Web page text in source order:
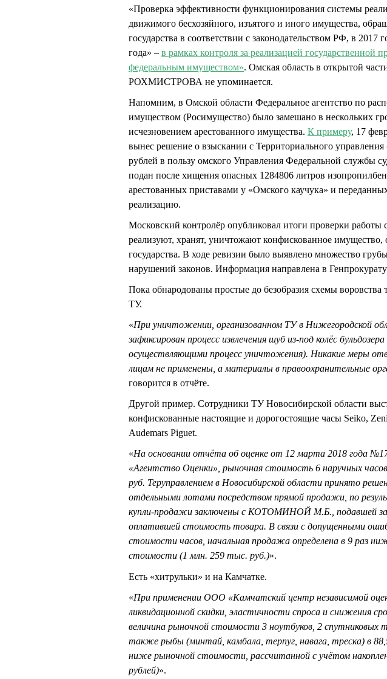
«Проверка эффективности функционирования системы
движимого бесхозяйного, изъятого и иного имущества,
государства в соответствии с законодательством РФ, в 2017
года» – в рамках контроля за реализацией
федеральным имуществом». Омская область в открытой
РОХМИСТРОВА не упоминается.
Напомним, в Омской области Федеральное агентство по
имуществом (Росимущество) было замешано в нескольких
исчезновением арестованного имущества. К примеру, 17
вынес решение о взыскании с Территориального
рублей в пользу омского Управления Федеральной службы
подан после хищения опасных 1284806 литров
арестованных приставами у «Омского каучука» и
реализацию.
Московский контролёр опубликовал итоги проверки
реализуют, хранят, уничтожают конфискованное имущество,
государства. В ходе ревизии было выявлено множество
нарушений законов. Информация направлена в
Пока обнародованы простые до безобразия схемы
ТУ.
«При уничтожении, организованном ТУ в Нижегородской
зафиксирован процесс извлечения шуб из-под колёс
осуществляющими процесс уничтожения). Никакие меры
лицам не применены, а материалы в правоохранительные
говорится в отчёте.
Другой пример. Сотрудники ТУ Новосибирской области
конфискованные настоящие и дорогостоящие часы Seiko,
Audemars Piguet.
«На основании отчёта об оценке от 12 марта 2018 года
«Агентство Оценки», рыночная стоимость 6 наручных
руб. Теруправлением в Новосибирской области принято
отдельными лотами посредством прямой продажи, по
купли-продажи заключены с КОТОМИНОЙ М.Б., подавшей
оплатившей стоимость товара. В связи с допущенными
стоимости часов, начальная продажа определена в 9 раз
стоимости (1 млн. 259 тыс. руб.)».
Есть «хитрульки» и на Камчатке.
«При применении ООО «Камчатский центр независимой
ликвидационной скидки, эластичности спроса и снижения
величина рыночной стоимости 3 ноутбуков, 2 спутниковых
также рыбы (минтай, камбала, терпуг, навага, треска) в
ниже рыночной стоимости, рассчитанной с учётом
рублей)».